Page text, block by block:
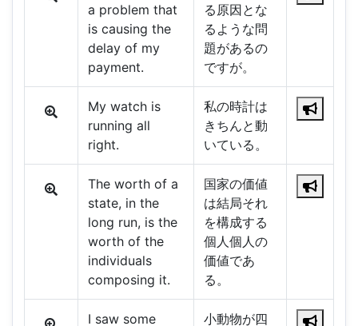
a problem that
is causing the
delay of my
payment.
る原因とな
るような問
題があるの
ですが。
My watch is
running all
right.
私の時計は
きちんと動
いている。
The worth of a
state, in the
long run, is the
worth of the
individuals
composing it.
国家の価値
は結局それ
を構成する
個人個人の
価値であ
る。
I saw some
小動物が四